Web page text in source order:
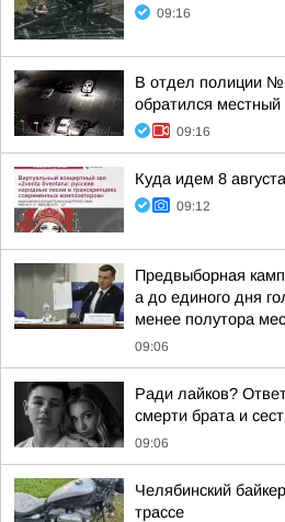
09:16
В отдел полиции
обратился местный
09:16
Куда идем 8 августа
09:12
Предвыборная
а до единого дня
менее полутора
09:06
Ради лайков?
смерти брата и
09:06
Челябинский
трассе